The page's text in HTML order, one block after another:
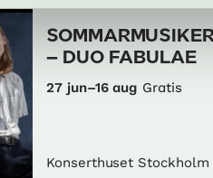
SOMMARMUSIKER
– DUO FABULAE
27 jun–16 aug Gratis
Konserthuset Stockholm